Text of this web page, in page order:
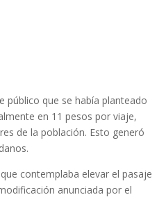
público que se había planteado
en 11 pesos por viaje,
de la población. Esto generó
contemplaba elevar el pasaje
anunciada por el